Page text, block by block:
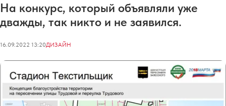
На конкурс, который объявляли уже
дважды, так никто и не заявился.
16.09.2022 13:20ДИЗАЙН